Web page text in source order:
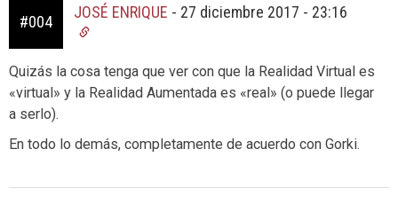
#004
JOSÉ ENRIQUE - 27 diciembre 2017 - 23:16
Quizás la cosa tenga que ver con que la Realidad Virtual es
«virtual» y la Realidad Aumentada es «real» (o puede llegar
a serlo).
En todo lo demás, completamente de acuerdo con Gorki.